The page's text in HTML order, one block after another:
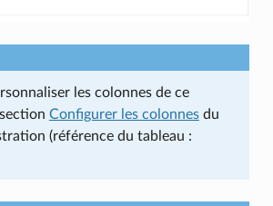
les colonnes de ce
Configurer les colonnesdu
(référence du tableau :